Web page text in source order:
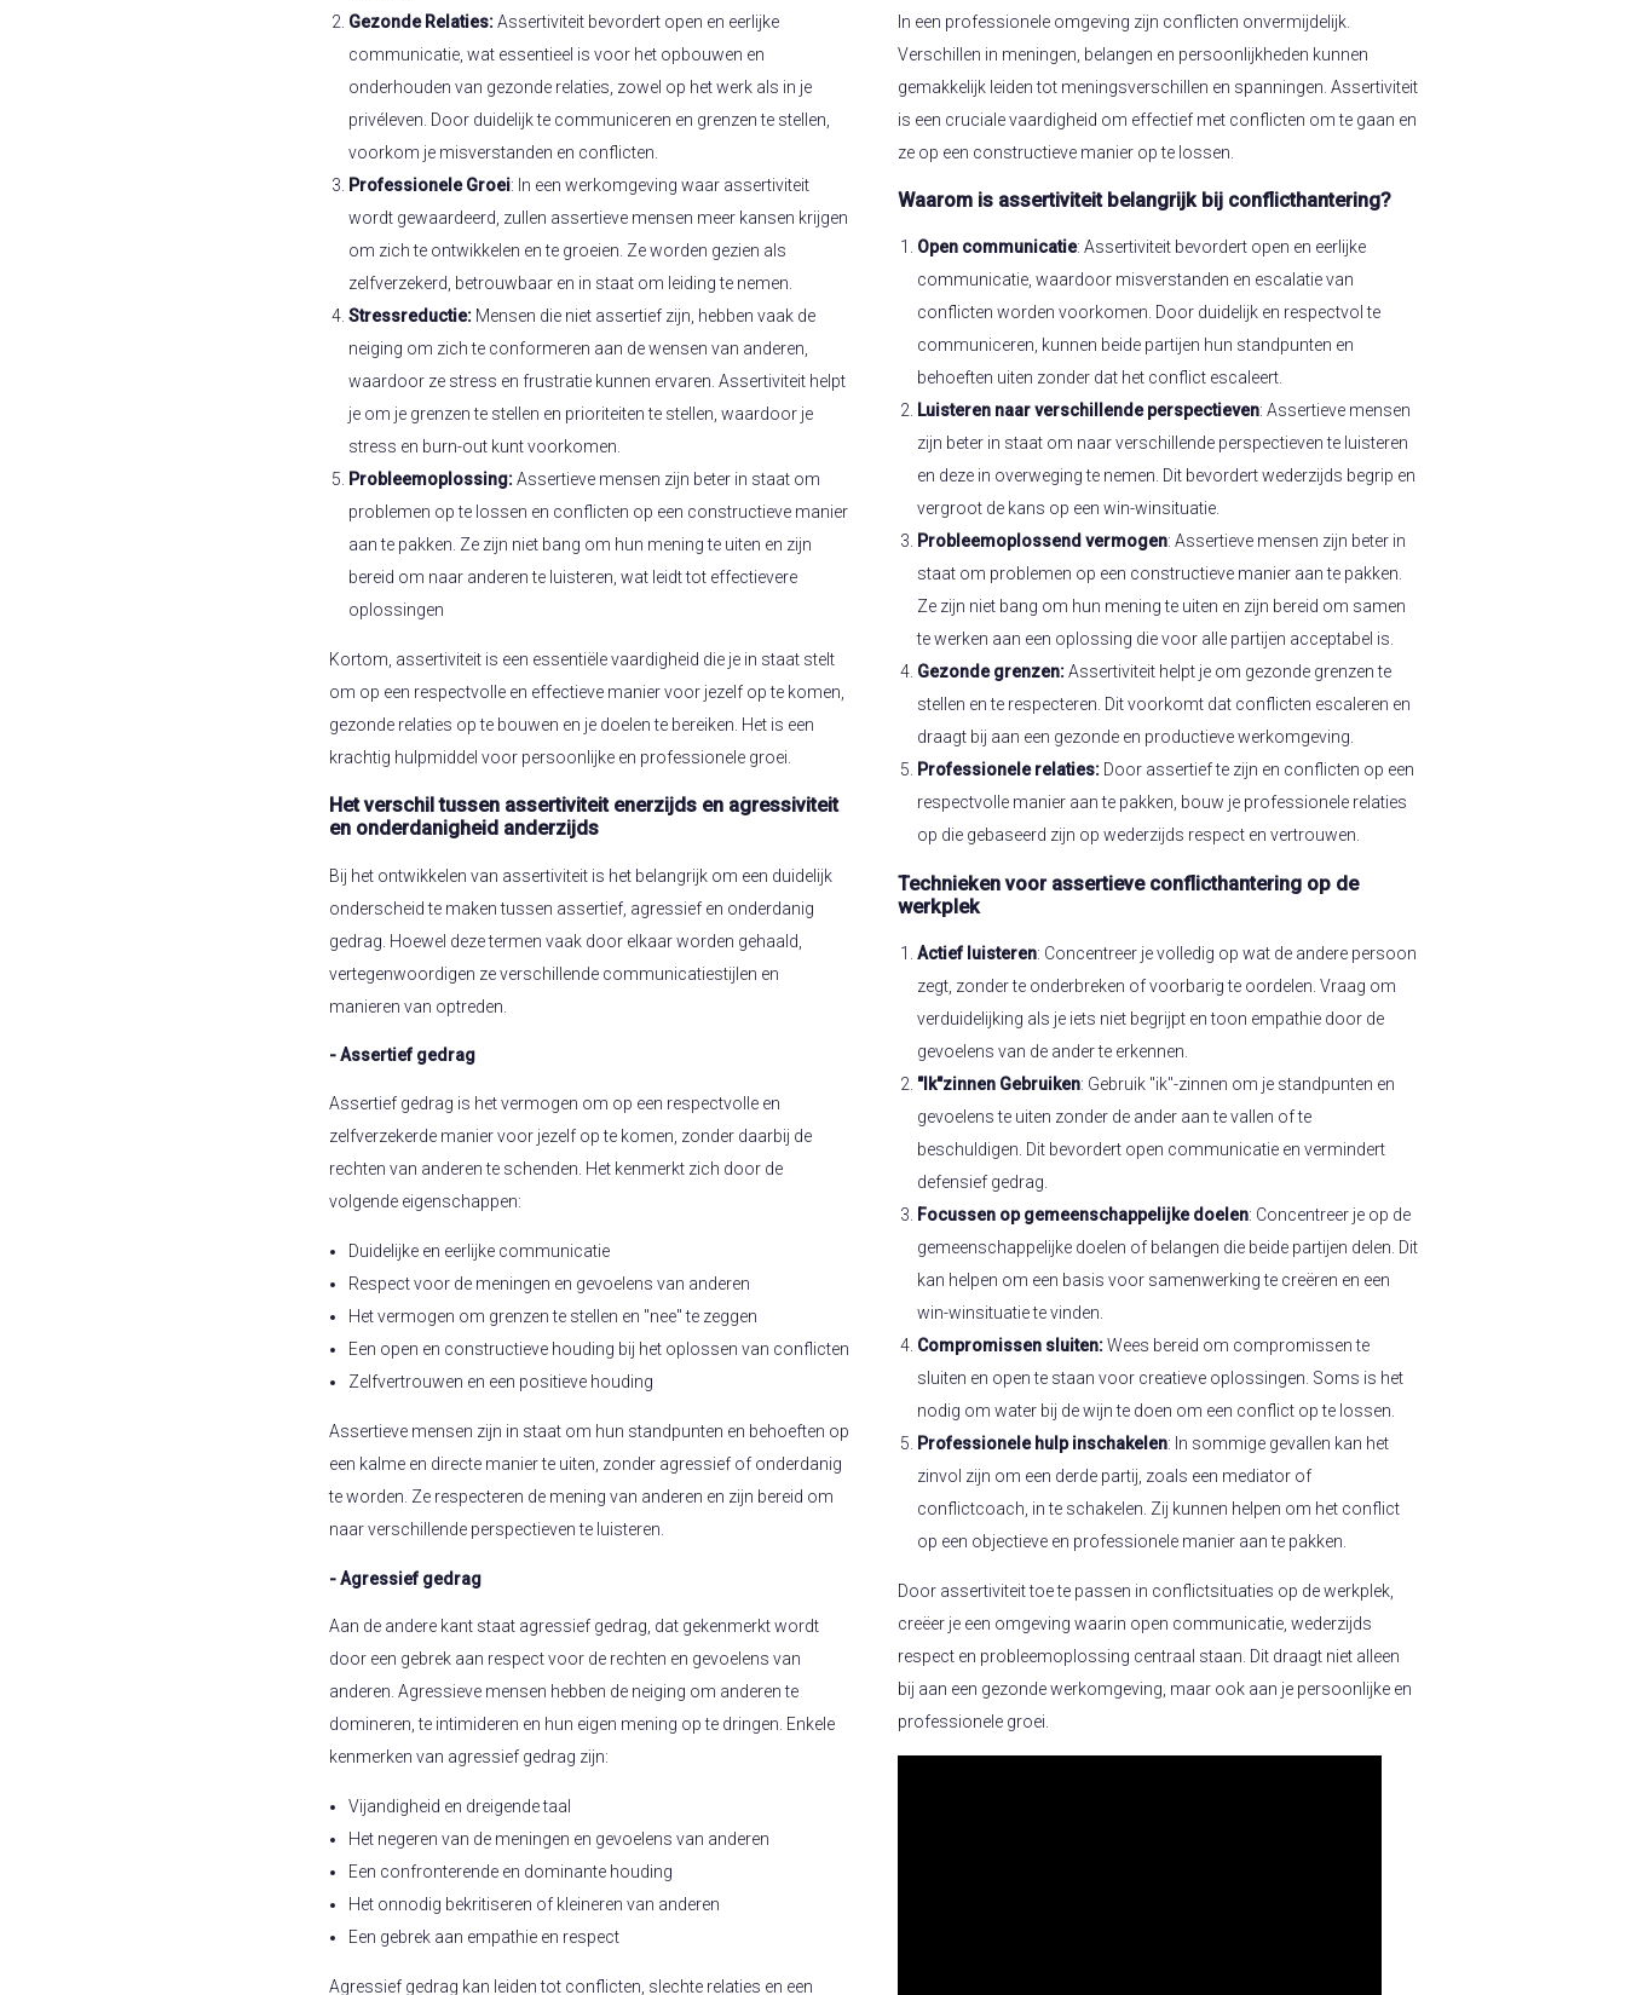
Gezonde Relaties:Assertiviteit bevordert open en eerlijke
communicatie, wat essentieel is voor het opbouwen en
onderhouden van gezonde relaties, zowel op het werk als in je
privéleven. Door duidelijk te communiceren en grenzen te stellen,
voorkom je misverstanden en conflicten.
Professionele Groei: In een werkomgeving waar assertiviteit
wordt gewaardeerd, zullen assertieve mensen meer kansen krijgen
om zich te ontwikkelen en te groeien. Ze worden gezien als
zelfverzekerd, betrouwbaar en in staat om leiding te nemen.
Stressreductie: Mensen die niet assertief zijn, hebben vaak de
neiging om zich te conformeren aan de wensen van anderen,
waardoor ze stress en frustratie kunnen ervaren. Assertiviteit helpt
je om je grenzen te stellen en prioriteiten te stellen, waardoor je
stress en burn-out kunt voorkomen.
Probleemoplossing:Assertieve mensen zijn beter in staat om
problemen op te lossen en conflicten op een constructieve manier
aan te pakken. Ze zijn niet bang om hun mening te uiten en zijn
bereid om naar anderen te luisteren, wat leidt tot effectievere
oplossingen
Kortom, assertiviteit is een essentiële vaardigheid die je in staat stelt
om op een respectvolle en effectieve manier voor jezelf op te komen,
gezonde relaties op te bouwen en je doelen te bereiken. Het is een
krachtig hulpmiddel voor persoonlijke en professionele groei.
Het verschil tussen assertiviteit enerzijds en agressiviteit
en onderdanigheid anderzijds
Bij het ontwikkelen van assertiviteit is het belangrijk om een duidelijk
onderscheid te maken tussen assertief, agressief en onderdanig
gedrag. Hoewel deze termen vaak door elkaar worden gehaald,
vertegenwoordigen ze verschillende communicatiestijlen en
manieren van optreden.
- Assertief gedrag
Assertief gedrag is het vermogen om op een respectvolle en
zelfverzekerde manier voor jezelf op te komen, zonder daarbij de
rechten van anderen te schenden. Het kenmerkt zich door de
volgende eigenschappen:
Duidelijke en eerlijke communicatie
Respect voor de meningen en gevoelens van anderen
Het vermogen om grenzen te stellen en "nee" te zeggen
Een open en constructieve houding bij het oplossen van conflicten
Zelfvertrouwen en een positieve houding
Assertieve mensen zijn in staat om hun standpunten en behoeften op
een kalme en directe manier te uiten, zonder agressief of onderdanig
te worden. Ze respecteren de mening van anderen en zijn bereid om
naar verschillende perspectieven te luisteren.
- Agressief gedrag
Aan de andere kant staat agressief gedrag, dat gekenmerkt wordt
door een gebrek aan respect voor de rechten en gevoelens van
anderen. Agressieve mensen hebben de neiging om anderen te
domineren, te intimideren en hun eigen mening op te dringen. Enkele
kenmerken van agressief gedrag zijn:
Vijandigheid en dreigende taal
Het negeren van de meningen en gevoelens van anderen
Een confronterende en dominante houding
Het onnodig bekritiseren of kleineren van anderen
Een gebrek aan empathie en respect
Agressief gedrag kan leiden tot conflicten, slechte relaties en een
In een professionele omgeving zijn conflicten onvermijdelijk.
Verschillen in meningen, belangen en persoonlijkheden kunnen
gemakkelijk leiden tot meningsverschillen en spanningen. Assertiviteit
is een cruciale vaardigheid om effectief met conflicten om te gaan en
ze op een constructieve manier op te lossen.
Waarom is assertiviteit belangrijk bij conflicthantering?
Open communicatie: Assertiviteit bevordert open en eerlijke
communicatie, waardoor misverstanden en escalatie van
conflicten worden voorkomen. Door duidelijk en respectvol te
communiceren, kunnen beide partijen hun standpunten en
behoeften uiten zonder dat het conflict escaleert.
Luisteren naar verschillende perspectieven: Assertieve mensen
zijn beter in staat om naar verschillende perspectieven te luisteren
en deze in overweging te nemen. Dit bevordert wederzijds begrip en
vergroot de kans op een win-winsituatie.
Probleemoplossend vermogen: Assertieve mensen zijn beter in
staat om problemen op een constructieve manier aan te pakken.
Ze zijn niet bang om hun mening te uiten en zijn bereid om samen
te werken aan een oplossing die voor alle partijen acceptabel is.
Gezonde grenzen:Assertiviteit helpt je om gezonde grenzen te
stellen en te respecteren. Dit voorkomt dat conflicten escaleren en
draagt bij aan een gezonde en productieve werkomgeving.
Professionele relaties: Door assertief te zijn en conflicten op een
respectvolle manier aan te pakken, bouw je professionele relaties
op die gebaseerd zijn op wederzijds respect en vertrouwen.
Technieken voor assertieve conflicthantering op de
werkplek
Actief luisteren: Concentreer je volledig op wat de andere persoon
zegt, zonder te onderbreken of voorbarig te oordelen. Vraag om
verduidelijking als je iets niet begrijpt en toon empathie door de
gevoelens van de ander te erkennen.
"Ik"zinnen Gebruiken: Gebruik "ik"-zinnen om je standpunten en
gevoelens te uiten zonder de ander aan te vallen of te
beschuldigen. Dit bevordert open communicatie en vermindert
defensief gedrag.
Focussen op gemeenschappelijke doelen: Concentreer je op de
gemeenschappelijke doelen of belangen die beide partijen delen. Dit
kan helpen om een basis voor samenwerking te creëren en een
win-winsituatie te vinden.
Compromissen sluiten:Wees bereid om compromissen te
sluiten en open te staan voor creatieve oplossingen. Soms is het
nodig om water bij de wijn te doen om een conflict op te lossen.
Professionele hulp inschakelen: In sommige gevallen kan het
zinvol zijn om een derde partij, zoals een mediator of
conflictcoach, in te schakelen. Zij kunnen helpen om het conflict
op een objectieve en professionele manier aan te pakken.
Door assertiviteit toe te passen in conflictsituaties op de werkplek,
creëer je een omgeving waarin open communicatie, wederzijds
respect en probleemoplossing centraal staan. Dit draagt niet alleen
bij aan een gezonde werkomgeving, maar ook aan je persoonlijke en
professionele groei.